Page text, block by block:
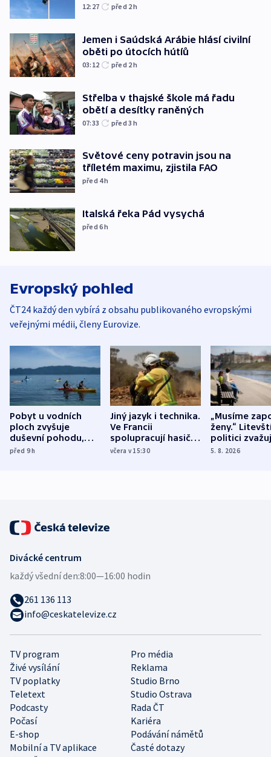
12:27 před 2h
Jemen i Saúdská Arábie hlásí civilní
oběti po útocích hútíů
03:12 před 2h
Střelba v thajské škole má řadu
obětí a desítky raněných
07:33 před 3h
Světové ceny potravin jsou na
tříletém maximu, zjistila FAO
před 4h
Italská řeka Pád vysychá
před 6h
Evropský pohled
ČT24 každý den vybírá z obsahu publikovaného evropskými
veřejnými médii, členy Eurovize.
Pobyt u vodních
ploch zvyšuje
duševní pohodu,
ukázala
před 9h
Jiný jazyk i technika.
Ve Francii
spolupracují hasiči z
různých zemí
včera v 15:30
„Musíme
ženy.“
politici
dohodu o
5. 8. 2026
TV program
Pro média
Živé vysílání
Reklama
TV poplatky
Studio Brno
Teletext
Studio Ostrava
Podcasty
Rada ČT
Počasí
Kariéra
E-shop
Podávání námětů
Mobilní a TV aplikace
Časté dotazy
Divácké centrum
každý všední den:8:00—16:00 hodin
261 136 113
info@ceskatelevize.cz